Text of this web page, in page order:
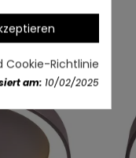
Richtlinie
am: 10/02/2025